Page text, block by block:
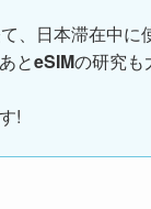
、日本滞在中に
とeSIMの研究も
!